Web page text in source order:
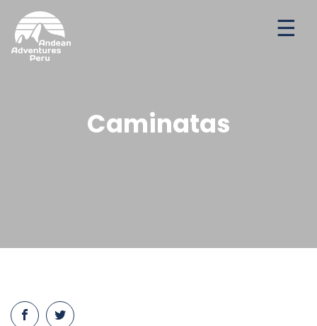
Ofertas de temporada
Caminatas